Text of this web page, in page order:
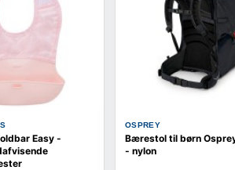
Easy -
OSPREY
Bærestol til børn
- nylon